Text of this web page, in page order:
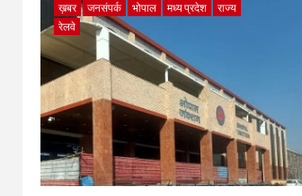
ख़बर जनसंपर्क भोपाल मध्य प्रदेश
राज्य
रेलवे